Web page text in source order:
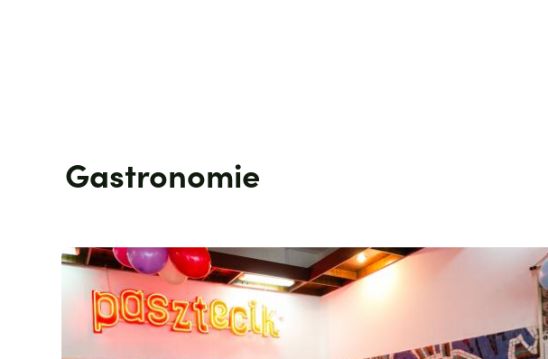
Gastronomie